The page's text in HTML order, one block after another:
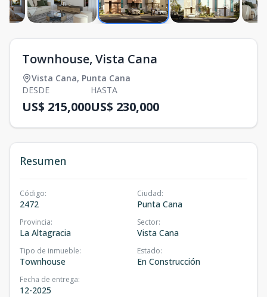
Townhouse, Vista Cana
Vista Cana, Punta Cana
DESDE
US$ 215,000
HASTA
US$ 230,000
Resumen
Código:
2472
Ciudad:
Punta Cana
Provincia:
La Altagracia
Sector:
Vista Cana
Tipo de inmueble:
Townhouse
Estado:
En Construcción
Fecha de entrega:
12-2025